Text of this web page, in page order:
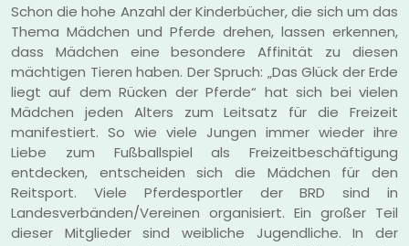
Schon die hohe Anzahl der Kinderbücher, die sich um das
Thema Mädchen und Pferde drehen, lassen erkennen,
dass Mädchen eine besondere Affinität zu diesen
mächtigen Tieren haben. Der Spruch: „Das Glück der Erde
liegt auf dem Rücken der Pferde“ hat sich bei vielen
Mädchen jeden Alters zum Leitsatz für die Freizeit
manifestiert. So wie viele Jungen immer wieder ihre
Liebe zum Fußballspiel als Freizeitbeschäftigung
entdecken, entscheiden sich die Mädchen für den
Reitsport. Viele Pferdesportler der BRD sind in
Landesverbänden/Vereinen organisiert. Ein großer Teil
dieser Mitglieder sind weibliche Jugendliche. In der